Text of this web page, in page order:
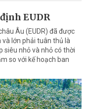
EUDR
Âu (EUDR) đã được
lớn phải tuân thủ là
siêu nhỏ và nhỏ có thời
so với kế hoạch ban